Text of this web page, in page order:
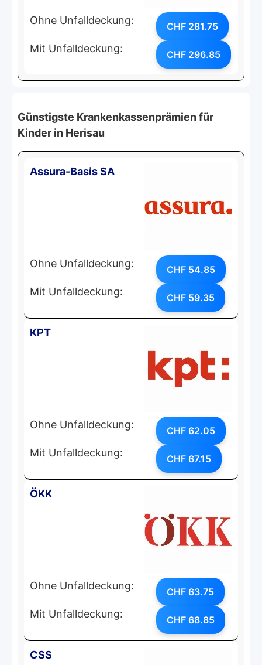
Ohne Unfalldeckung: CHF 281.75
Mit Unfalldeckung: CHF 296.85
Günstigste Krankenkassenprämien für
Kinder in Herisau
Assura-Basis SA
Ohne Unfalldeckung: CHF 54.85
Mit Unfalldeckung: CHF 59.35
KPT
Ohne Unfalldeckung: CHF 62.05
Mit Unfalldeckung: CHF 67.15
ÖKK
Ohne Unfalldeckung: CHF 63.75
Mit Unfalldeckung: CHF 68.85
CSS